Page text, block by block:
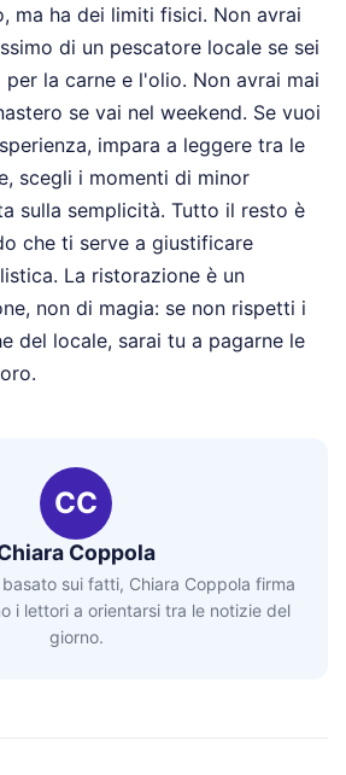
ma ha dei limiti fisici. Non avrai
di un pescatore locale se sei
la carne e l'olio. Non avrai mai
se vai nel weekend. Se vuoi
impara a leggere tra le
scegli i momenti di minor
sulla semplicità. Tutto il resto è
che ti serve a giustificare
La ristorazione è un
non di magia: se non rispetti i
del locale, sarai tu a pagarne le
CC
Coppola
sui fatti, Chiara Coppola firma
i lettori a orientarsi tra le notizie del
giorno.